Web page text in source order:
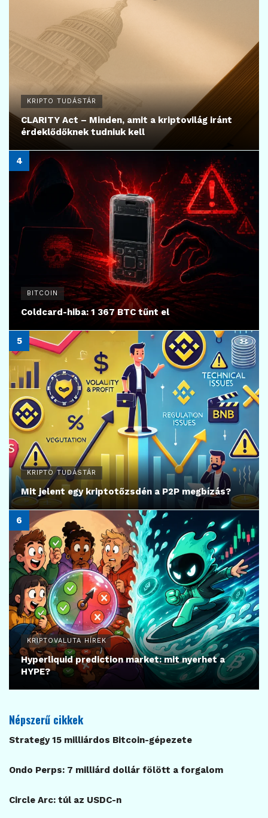
KRIPTO TUDÁSTÁR
CLARITY Act – Minden, amit a kriptovilág iránt
érdeklődőknek tudniuk kell
BITCOIN
Coldcard-hiba: 1 367 BTC tűnt el
KRIPTO TUDÁSTÁR
Mit jelent egy kriptotőzsdén a P2P megbízás?
KRIPTOVALUTA HÍREK
Hyperliquid prediction market: mit nyerhet a
HYPE?
Népszerű cikkek
Strategy 15 milliárdos Bitcoin-gépezete
Ondo Perps: 7 milliárd dollár fölött a forgalom
Circle Arc: túl az USDC-n